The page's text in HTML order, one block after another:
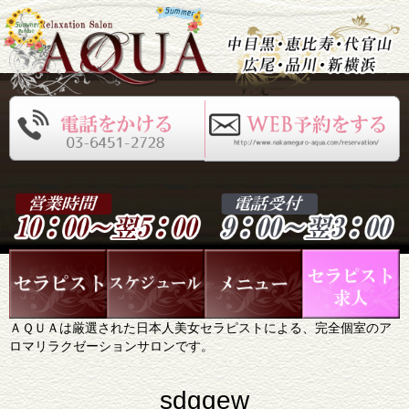
ＡＱＵＡは厳選された日本人美女セラピストによる、完全個室のア
ロマリラクゼーションサロンです。
sdgqew